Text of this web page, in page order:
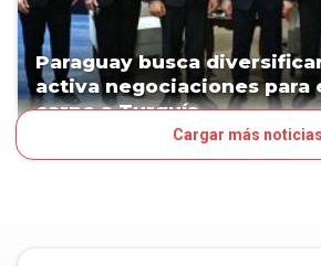
Paraguay busca
activa negociaciones para
carne a Turquía
Cargar más noticias